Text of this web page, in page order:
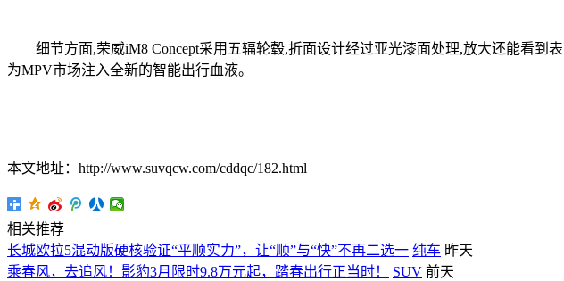
细节方面,荣威iM8 Concept采用五辐轮毂,折面设计经过亚光漆面处理,放大还能看到
为MPV市场注入全新的智能出行血液。
本文地址：http://www.suvqcw.com/cddqc/182.html
相关推荐
长城欧拉5混动版硬核验证“平顺实力”，让“顺”与“快”不再二选一 纯车 昨天
乘春风，去追风！影豹3月限时9.8万元起，踏春出行正当时！
SUV 前天